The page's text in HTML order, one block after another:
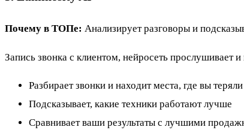
Почему в ТОПе: Анализирует разговоры и
Запись звонка с клиентом, нейросеть
Разбирает звонки и находит места, где вы
Подсказывает, какие техники работают лучше
Сравнивает ваши результаты с лучшими